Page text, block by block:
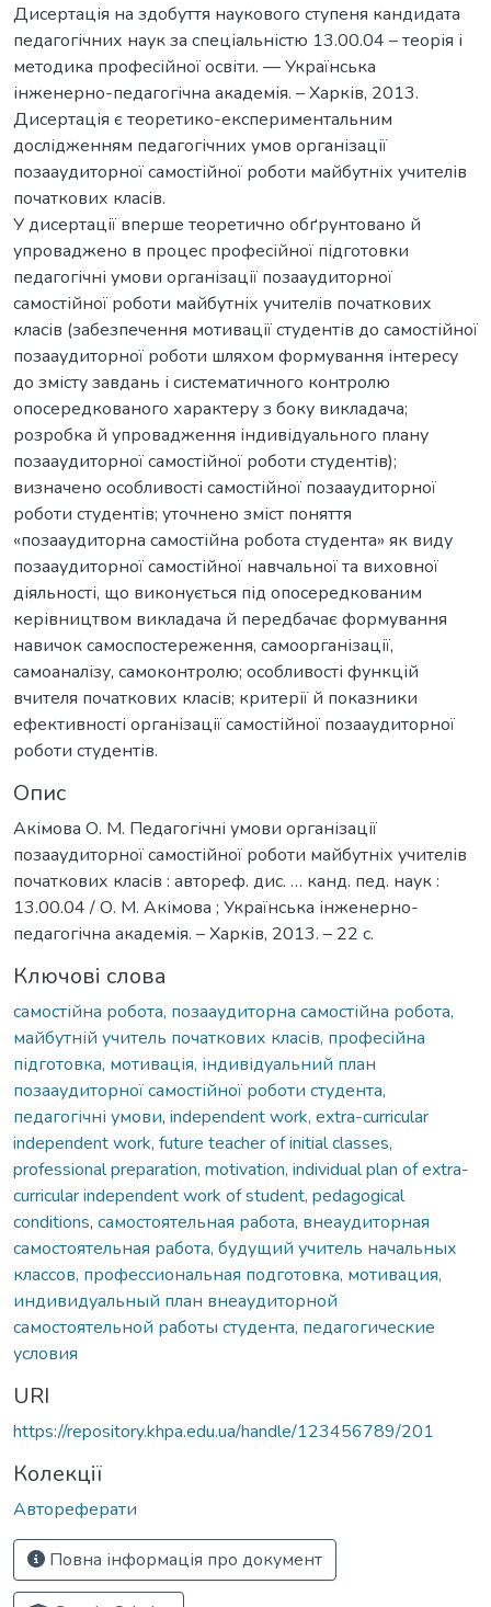
Дисертація на здобуття наукового ступеня кандидата
педагогічних наук за спеціальністю 13.00.04 – теорія і
методика професійної освіти. –– Українська
інженерно-педагогічна академія. – Харків, 2013.
Дисертація є теоретико-експериментальним
дослідженням педагогічних умов організації
позааудиторної самостійної роботи майбутніх учителів
початкових класів.
У дисертації вперше теоретично обґрунтовано й
упроваджено в процес професійної підготовки
педагогічні умови організації позааудиторної
самостійної роботи майбутніх учителів початкових
класів (забезпечення мотивації студентів до самостійної
позааудиторної роботи шляхом формування інтересу
до змісту завдань і систематичного контролю
опосередкованого характеру з боку викладача;
розробка й упровадження індивідуального плану
позааудиторної самостійної роботи студентів);
визначено особливості самостійної позааудиторної
роботи студентів; уточнено зміст поняття
«позааудиторна самостійна робота студента» як виду
позааудиторної самостійної навчальної та виховної
діяльності, що виконується під опосередкованим
керівництвом викладача й передбачає формування
навичок самоспостереження, самоорганізації,
самоаналізу, самоконтролю; особливості функцій
вчителя початкових класів; критерії й показники
ефективності організації самостійної позааудиторної
роботи студентів.
Опис
Акімова О. М. Педагогічні умови організації
позааудиторної самостійної роботи майбутніх учителів
початкових класів : автореф. дис. … канд. пед. наук :
13.00.04 / О. М. Акімова ; Українська інженерно-
педагогічна академія. – Харків, 2013. – 22 с.
Ключові слова
самостійна робота, позааудиторна самостійна робота,
майбутній учитель початкових класів, професійна
підготовка, мотивація, індивідуальний план
позааудиторної самостійної роботи студента,
педагогічні умови, independent work, extra-curricular
independent work, future teacher of initial classes,
professional preparation, motivation, individual plan of extra-
curricular independent work of student, pedagogical
conditions, самостоятельная работа, внеаудиторная
самостоятельная работа, будущий учитель начальных
классов, профессиональная подготовка, мотивация,
индивидуальный план внеаудиторной
самостоятельной работы студента, педагогические
условия
URI
https://repository.khpa.edu.ua/handle/123456789/201
Колекції
Автореферати
Повна інформація про документ